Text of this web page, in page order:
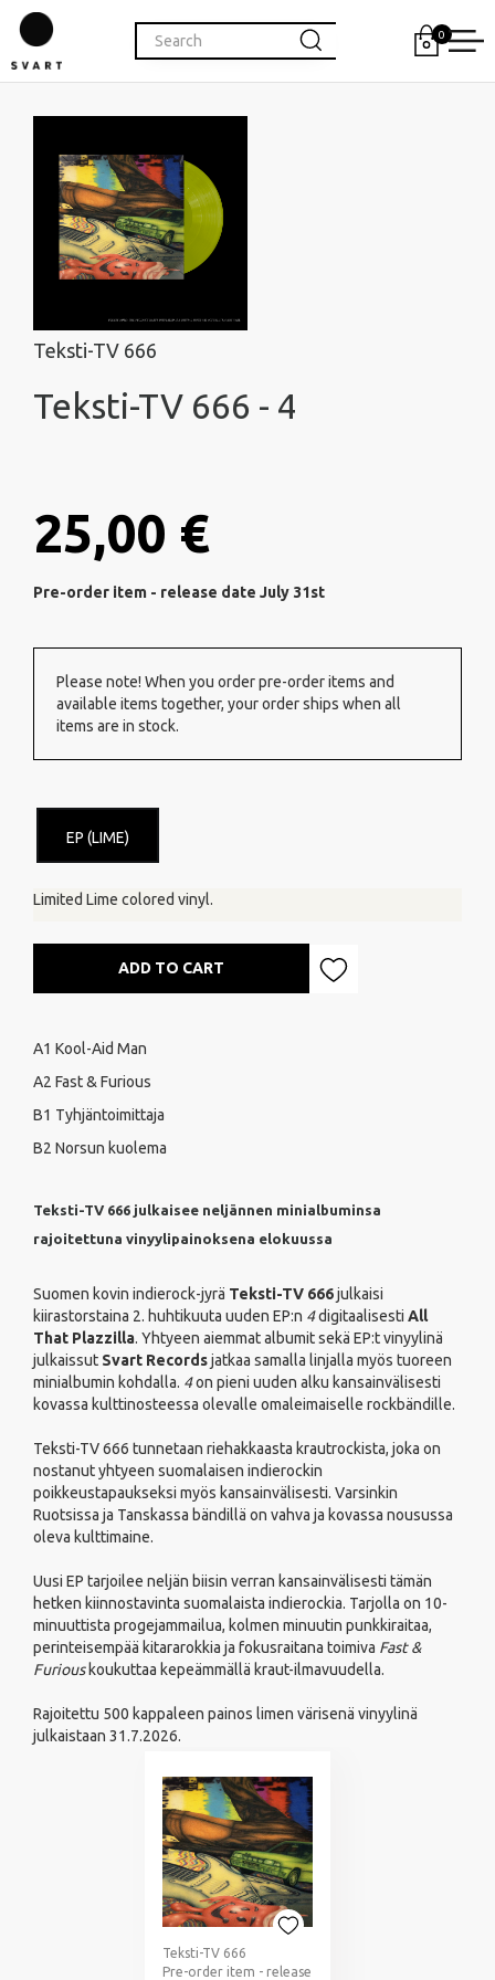
0
Teksti-TV 666
Teksti-TV 666 - 4
25,00 €
Pre-order item - release date July 31st
Please note! When you order pre-order items and
available items together, your order ships when all
items are in stock.
EP (LIME)
Limited Lime colored vinyl.
ADD TO CART
A1 Kool-Aid Man
A2 Fast & Furious
B1 Tyhjäntoimittaja
B2 Norsun kuolema
Teksti-TV 666 julkaisee neljännen minialbuminsa
rajoitettuna vinyylipainoksena elokuussa
Suomen kovin indierock-jyrä Teksti-TV 666julkaisi
kiirastorstaina 2. huhtikuuta uuden EP:n 4digitaalisesti All
That Plazzilla. Yhtyeen aiemmat albumit sekä EP:t vinyylinä
julkaissut Svart Recordsjatkaa samalla linjalla myös tuoreen
minialbumin kohdalla. 4on pieni uuden alku kansainvälisesti
kovassa kulttinosteessa olevalle omaleimaiselle rockbändille.
Teksti-TV 666 tunnetaan riehakkaasta krautrockista, joka on
nostanut yhtyeen suomalaisen indierockin
poikkeustapaukseksi myös kansainvälisesti. Varsinkin
Ruotsissa ja Tanskassa bändillä on vahva ja kovassa nousussa
oleva kulttimaine.
Uusi EP tarjoilee neljän biisin verran kansainvälisesti tämän
hetken kiinnostavinta suomalaista indierockia. Tarjolla on 10-
minuuttista progejammailua, kolmen minuutin punkkiraitaa,
perinteisempää kitararokkia ja fokusraitana toimiva Fast &
Furiouskoukuttaa kepeämmällä kraut-ilmavuudella.
Rajoitettu 500 kappaleen painos limen värisenä vinyylinä
julkaistaan 31.7.2026.
Teksti-TV 666
Pre-order item - release